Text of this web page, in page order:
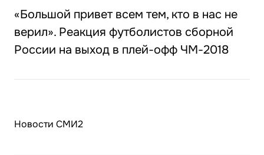
«Большой привет всем тем, кто в нас не
верил». Реакция футболистов сборной
России на выход в плей-офф ЧМ-2018
Новости СМИ2